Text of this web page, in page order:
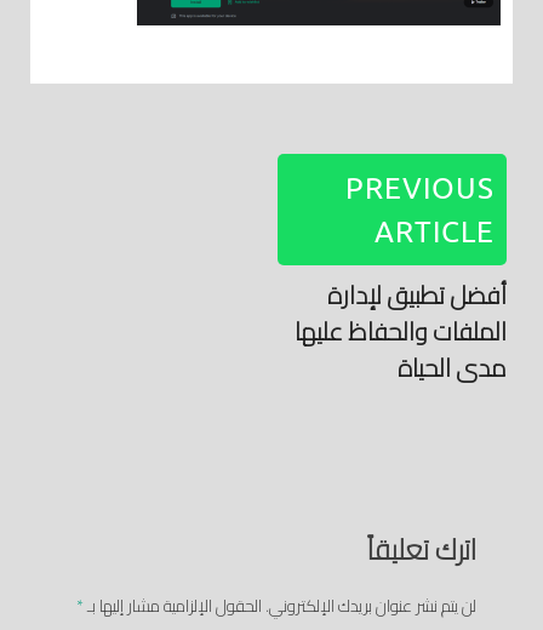
PREVIOUS
ARTICLE
أفضل تطبيق لإدارة
الملفات والحفاظ عليها
مدى الحياة
اترك تعليقاً
لن يتم نشر عنوان بريدك الإلكتروني.الحقول الإلزامية مشار إليها بـ*